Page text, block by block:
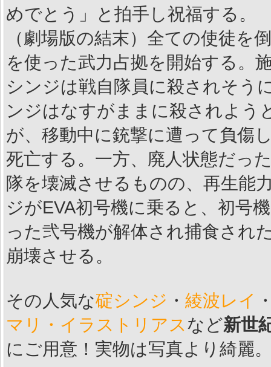
めでとう」と拍手し祝福する。
（劇場版の結末）全ての使徒を
を使った武力占拠を開始する。
シンジは戦自隊員に殺されそう
ンジはなすがままに殺されよう
が、移動中に銃撃に遭って負傷
死亡する。一方、廃人状態だっ
隊を壊滅させるものの、再生能
ジがEVA初号機に乗ると、初号
った弐号機が解体され捕食され
崩壊させる。
その人気な碇シンジ ・ 綾波レイ
マリ・イラストリアス など新世
にご用意！実物は写真より綺麗